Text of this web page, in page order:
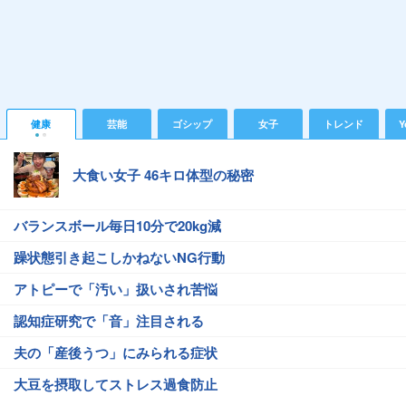
健康 芸能 ゴシップ 女子 トレンド
大食い女子 46キロ体型の秘密
バランスボール毎日10分で20kg減
躁状態引き起こしかねないNG行動
アトピーで「汚い」扱いされ苦悩
認知症研究で「音」注目される
夫の「産後うつ」にみられる症状
大豆を摂取してストレス過食防止